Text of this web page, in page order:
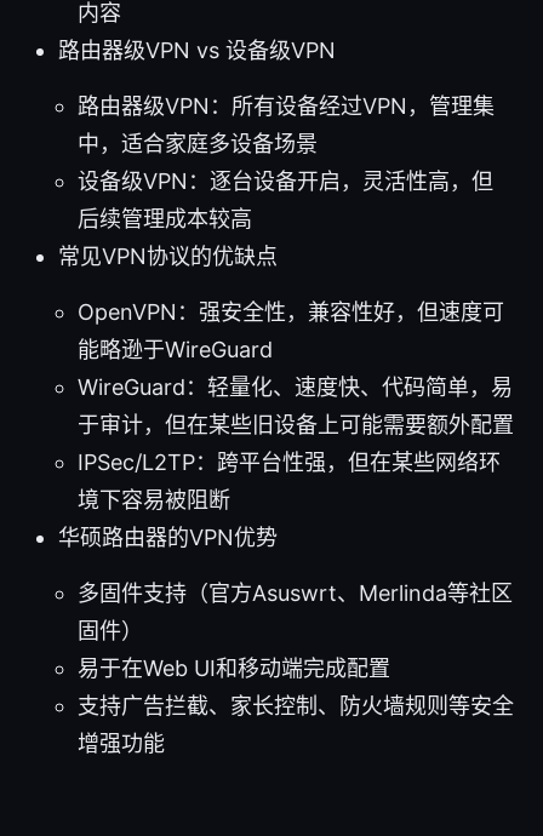
内容
路由器级VPN vs 设备级VPN
路由器级VPN：所有设备经过VPN，管理集
中，适合家庭多设备场景
设备级VPN：逐台设备开启，灵活性高，但
后续管理成本较高
常见VPN协议的优缺点
OpenVPN：强安全性，兼容性好，但速度可
能略逊于WireGuard
WireGuard：轻量化、速度快、代码简单，易
于审计，但在某些旧设备上可能需要额外配置
IPSec/L2TP：跨平台性强，但在某些网络环
境下容易被阻断
华硕路由器的VPN优势
多固件支持（官方Asuswrt、Merlinda等社区
固件）
易于在Web UI和移动端完成配置
支持广告拦截、家长控制、防火墙规则等安全
增强功能